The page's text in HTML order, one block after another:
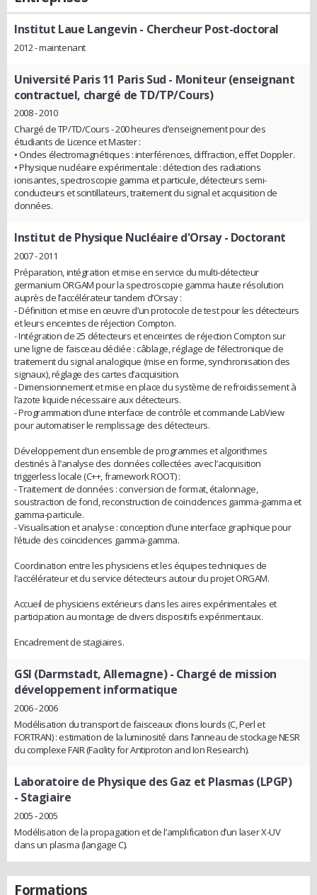
Institut Laue Langevin - Chercheur Post-doctoral
2012 - maintenant
Université Paris 11 Paris Sud - Moniteur (enseignant
contractuel, chargé de TD/TP/Cours)
2008 - 2010
Chargé de TP/TD/Cours - 200 heures d’enseignement pour des
étudiants de Licence et Master :
• Ondes électromagnétiques : interférences, diffraction, effet Doppler.
• Physique nucléaire expérimentale : détection des radiations
ionisantes, spectroscopie gamma et particule, détecteurs semi-
conducteurs et scintillateurs, traitement du signal et acquisition de
données.
Institut de Physique Nucléaire d'Orsay- Doctorant
2007 - 2011
Préparation, intégration et mise en service du multi-détecteur
germanium ORGAM pour la spectroscopie gamma haute résolution
auprès de l’accélérateur tandem d’Orsay :
- Définition et mise en œuvre d’un protocole de test pour les détecteurs
et leurs enceintes de réjection Compton.
- Intégration de 25 détecteurs et enceintes de réjection Compton sur
une ligne de faisceau dédiée : câblage, réglage de l’électronique de
traitement du signal analogique (mise en forme, synchronisation des
signaux), réglage des cartes d’acquisition.
- Dimensionnement et mise en place du système de refroidissement à
l’azote liquide nécessaire aux détecteurs.
- Programmation d’une interface de contrôle et commande LabView
pour automatiser le remplissage des détecteurs.
Développement d’un ensemble de programmes et algorithmes
destinés à l’analyse des données collectées avec l’acquisition
triggerless locale (C++, framework ROOT) :
- Traitement de données : conversion de format, étalonnage,
soustraction de fond, reconstruction de coïncidences gamma-gamma et
gamma-particule.
- Visualisation et analyse : conception d’une interface graphique pour
l’étude des coïncidences gamma-gamma.
Coordination entre les physiciens et les équipes techniques de
l’accélérateur et du service détecteurs autour du projet ORGAM.
Accueil de physiciens extérieurs dans les aires expérimentales et
participation au montage de divers dispositifs expérimentaux.
Encadrement de stagiaires.
GSI (Darmstadt, Allemagne)- Chargé de mission
développement informatique
2006 - 2006
Modélisation du transport de faisceaux d’ions lourds (C, Perl et
FORTRAN) : estimation de la luminosité dans l’anneau de stockage NESR
du complexe FAIR (Facility for Antiproton and Ion Research).
Laboratoire de Physique des Gaz et Plasmas (LPGP)
- Stagiaire
2005 - 2005
Modélisation de la propagation et de l’amplification d’un laser X-UV
dans un plasma (langage C).
Formations